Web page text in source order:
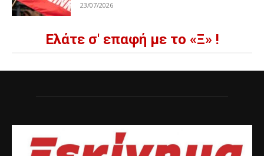
23/07/2026
Ελάτε σ' επαφή με το «Ξ» !